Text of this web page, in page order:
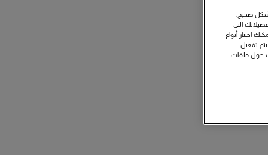
صحيح،
التي
اختيار أنواع
تفعيل
حول ملفات